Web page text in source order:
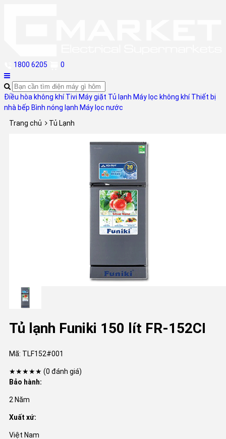
1800 6205 0
Điều hòa không khí Tivi Máy giặt Tủ lạnh Máy lọc không khí Thiết bị
nhà bếp Bình nóng lạnh Máy lọc nước
Trang chủ
Tủ Lạnh
Tủ lạnh Funiki 150 lít FR-152CI
Mã: TLF152#001
★★★★★ (0 đánh giá)
Bảo hành:
2 Năm
Xuất xứ:
Việt Nam